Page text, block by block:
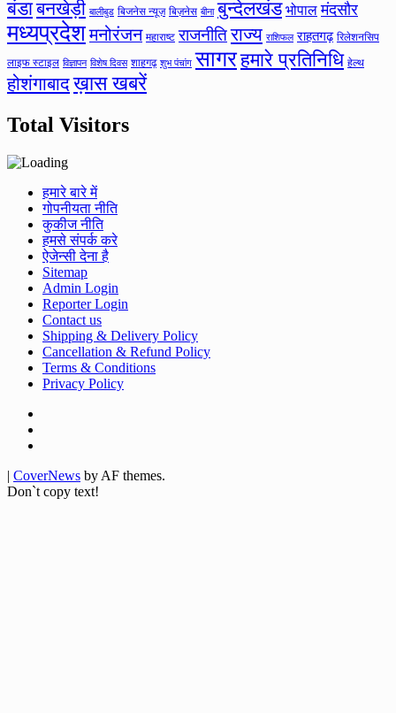
बंडाबनखेड़ी बालीबुड बिजनेस न्यूज़ बिज़नेस बीना बुन्देलखंड भोपाल मंदसौर
मध्यप्रदेशमनोरंजन महाराष्ट राजनीतिराज्य राशिफल राहतगढ़ रिलेशनसिप
लाइफ स्टाइल विज्ञापन विशेष दिवस शाहगढ़ शुभ पंचांग सागरहमारे प्रतिनिधि हेल्थ
होशंगाबादख़ास खबरें
Total Visitors
हमारे बारे में
गोपनीयता नीति
कुकीज नीति
हमसे संपर्क करे
ऐजेन्सी देना है
Sitemap
Admin Login
Reporter Login
Contact us
Shipping & Delivery Policy
Cancellation & Refund Policy
Terms & Conditions
Privacy Policy
| CoverNews by AF themes.
Don`t copy text!